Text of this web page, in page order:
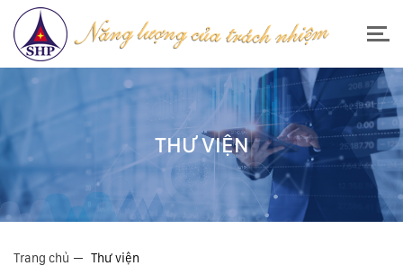
THƯ VIỆN
Trang chủ Thư viện